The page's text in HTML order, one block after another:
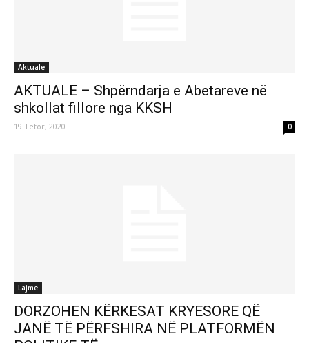
Aktuale
AKTUALE – Shpërndarja e Abetareve në
shkollat fillore nga KKSH
19 Tetor, 2020 0
Lajme
DORZOHEN KËRKESAT KRYESORE QË
JANË TË PËRFSHIRA NË PLATFORMËN